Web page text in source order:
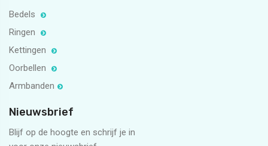
Bedels
Ringen
Kettingen
Oorbellen
Armbanden
Nieuwsbrief
Blijf op de hoogte en schrijf je in